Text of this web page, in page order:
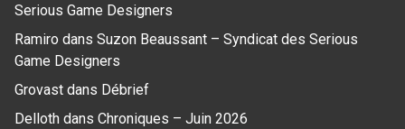
Serious Game Designers
Ramiro dans Suzon Beaussant – Syndicat des Serious
Game Designers
Grovast dans Débrief
Delloth dans Chroniques – Juin 2026